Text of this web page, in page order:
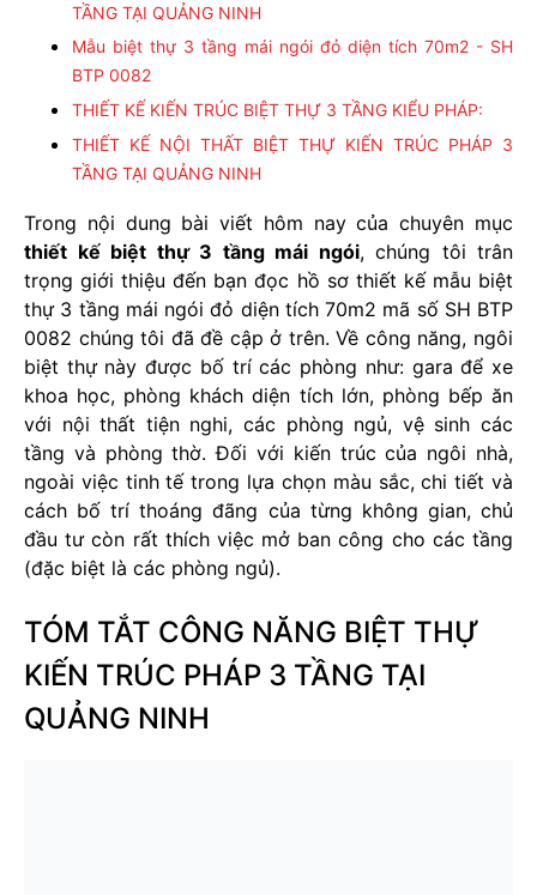
TẦNG TẠI QUẢNG NINH
Mẫu biệt thự 3 tầng mái ngói đỏ diện tích 70m2 - SH
BTP 0082
THIẾT KẾ KIẾN TRÚC BIỆT THỰ 3 TẦNG KIỂU PHÁP:
THIẾT KẾ NỘI THẤT BIỆT THỰ KIẾN TRÚC PHÁP 3
TẦNG TẠI QUẢNG NINH
Trong nội dung bài viết hôm nay của chuyên mục
thiết kế biệt thự 3 tầng mái ngói, chúng tôi trân
trọng giới thiệu đến bạn đọc hồ sơ thiết kế mẫu biệt
thự 3 tầng mái ngói đỏ diện tích 70m2 mã số SH BTP
0082 chúng tôi đã đề cập ở trên. Về công năng, ngôi
biệt thự này được bố trí các phòng như: gara để xe
khoa học, phòng khách diện tích lớn, phòng bếp ăn
với nội thất tiện nghi, các phòng ngủ, vệ sinh các
tầng và phòng thờ. Đối với kiến trúc của ngôi nhà,
ngoài việc tinh tế trong lựa chọn màu sắc, chi tiết và
cách bố trí thoáng đãng của từng không gian, chủ
đầu tư còn rất thích việc mở ban công cho các tầng
(đặc biệt là các phòng ngủ).
TÓM TẮT CÔNG NĂNG BIỆT THỰ
KIẾN TRÚC PHÁP 3 TẦNG TẠI
QUẢNG NINH